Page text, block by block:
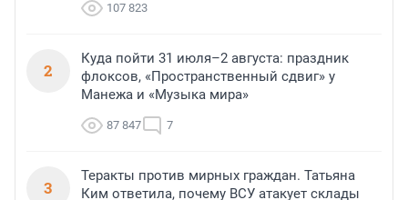
107 823
2
Куда пойти 31 июля–2 августа: праздник
флоксов, «Пространственный сдвиг» у
Манежа и «Музыка мира»
87 847 7
3
Теракты против мирных граждан. Татьяна
Ким ответила, почему ВСУ атакует склады